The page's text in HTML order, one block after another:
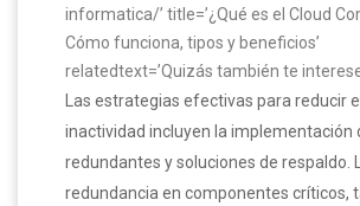
informatica/’ title=’¿Qué es el Cloud
Cómo funciona, tipos y beneficios’
relatedtext=’Quizás también te
Las estrategias efectivas para reducir
inactividad incluyen la implementación
redundantes y soluciones de respaldo.
redundancia en componentes críticos,